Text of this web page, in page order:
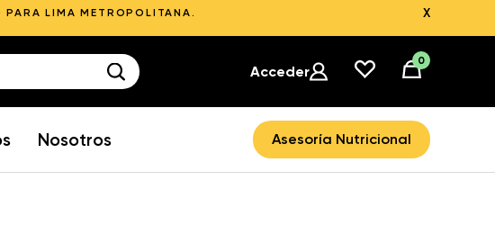
LIMA METROPOLITANA. X
Acceder
0
Nosotros Asesoría Nutricional